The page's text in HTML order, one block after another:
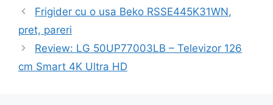
Navigare
articole
Frigider cu o usa Beko RSSE445K31WN,
pret, pareri
Review: LG 50UP77003LB – Televizor 126
cm Smart 4K Ultra HD